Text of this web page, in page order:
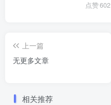
点赞602
上一篇
无更多文章
相关推荐